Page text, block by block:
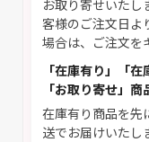
お取り寄せいたし
客様のご注文日よ
場合は、ご注文を
「在庫有り」「
「お取り寄せ」
在庫有り商品を先
送でお届けいたし